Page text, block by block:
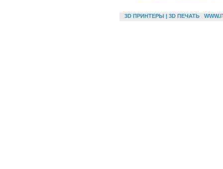
3D ПРИНТЕРЫ | 3D ПЕЧАТЬ